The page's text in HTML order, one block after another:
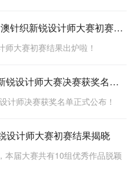
入围公告 | “尚无镜 织未来”新澳针织新锐设计师大赛初赛结果出炉啦！
师大赛初赛结果出炉啦！
重磅公布|“knit for next”2022新锐设计师大赛决赛获奖名单新鲜出炉
计师决赛获奖名单正式公布！
设计师大赛初赛结果揭晓
本届大赛共有10组优秀作品脱颖